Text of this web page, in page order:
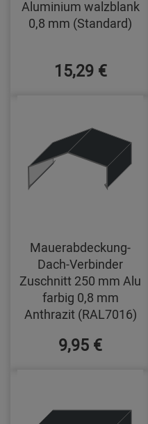
Aluminium walzblank
0,8 mm (Standard)
15,29 €
Mauerabdeckung-
Dach-Verbinder
Zuschnitt 250 mm Alu
farbig 0,8 mm
Anthrazit (RAL7016)
9,95 €